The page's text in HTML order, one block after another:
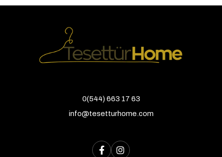
0(544) 663 17 63
info@tesetturhome.com